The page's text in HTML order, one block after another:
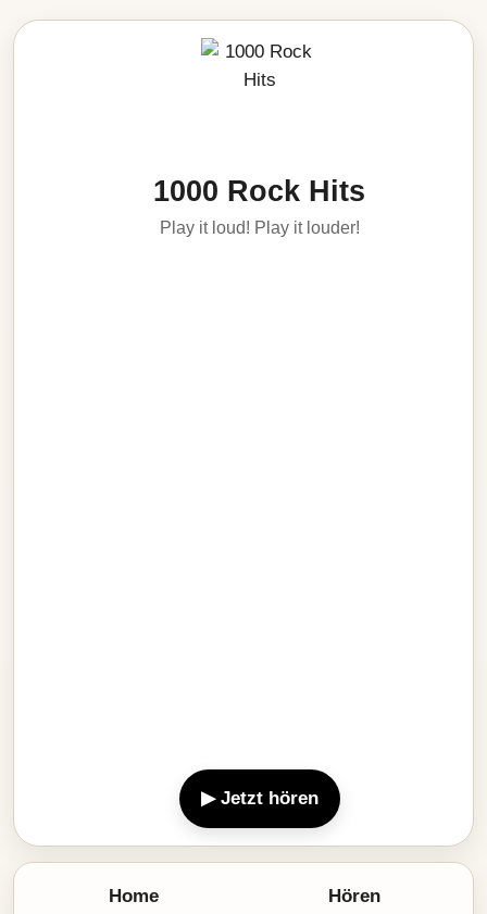
1000 Rock Hits
Play it loud! Play it louder!
▶ Jetzt hören
Home Hören